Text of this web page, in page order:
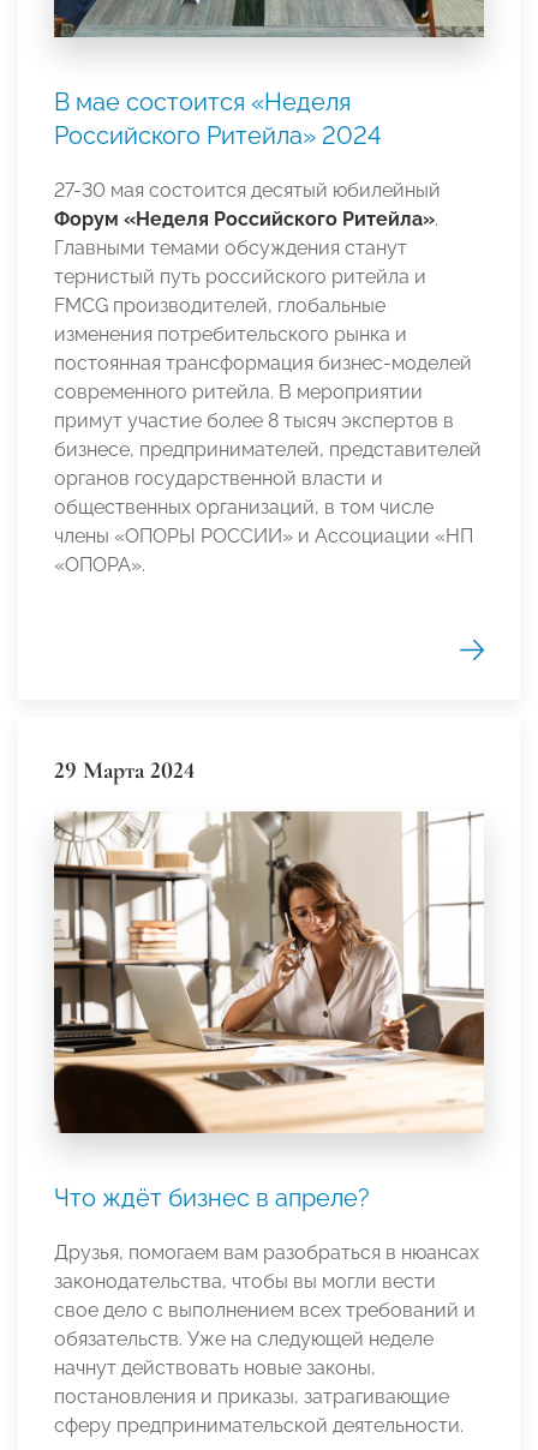
В мае состоится «Неделя
Российского Ритейла» 2024
27-30 мая состоится десятый юбилейный
Форум «Неделя Российского Ритейла».
Главными темами обсуждения станут
тернистый путь российского ритейла и
FMCG производителей, глобальные
изменения потребительского рынка и
постоянная трансформация бизнес-моделей
современного ритейла. В мероприятии
примут участие более 8 тысяч экспертов в
бизнесе, предпринимателей, представителей
органов государственной власти и
общественных организаций, в том числе
члены «ОПОРЫ РОССИИ» и Ассоциации «НП
«ОПОРА».
29 Марта 2024
Что ждёт бизнес в апреле?
Друзья, помогаем вам разобраться в нюансах
законодательства, чтобы вы могли вести
свое дело с выполнением всех требований и
обязательств. Уже на следующей неделе
начнут действовать новые законы,
постановления и приказы, затрагивающие
сферу предпринимательской деятельности.